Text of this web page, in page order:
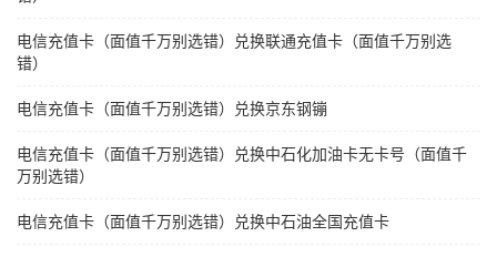
电信充值卡（面值千万别选错）兑换联通充值卡（面值千万别选
错）
电信充值卡（面值千万别选错）兑换京东钢镚
电信充值卡（面值千万别选错）兑换中石化加油卡无卡号（面值千
万别选错）
电信充值卡（面值千万别选错）兑换中石油全国充值卡